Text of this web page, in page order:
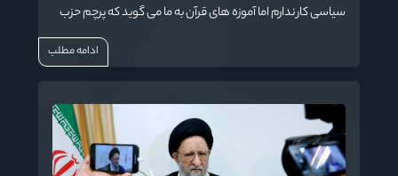
سیاسی کار ندارم اما آموزه های قرآن به ما می گوید که پرچم حزب
ادامه مطلب